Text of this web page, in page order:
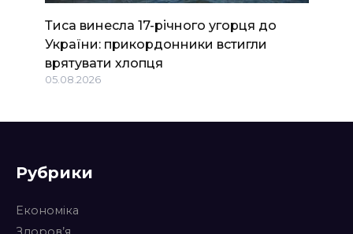
Тиса винесла 17-річного угорця до
України: прикордонники встигли
врятувати хлопця
05.08.2026
Рубрики
Економіка